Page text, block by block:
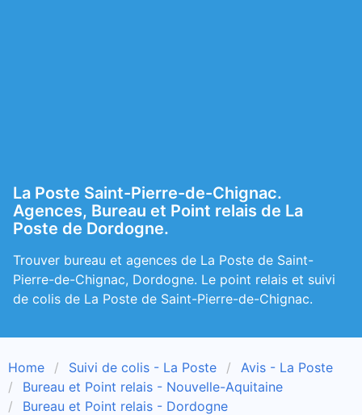
La Poste Saint-Pierre-de-Chignac.
Agences, Bureau et Point relais de La
Poste de Dordogne.
Trouver bureau et agences de La Poste de Saint-
Pierre-de-Chignac, Dordogne. Le point relais et suivi
de colis de La Poste de Saint-Pierre-de-Chignac.
Home Suivi de colis - La Poste
Avis - La Poste
Bureau et Point relais - Nouvelle-Aquitaine
Bureau et Point relais - Dordogne